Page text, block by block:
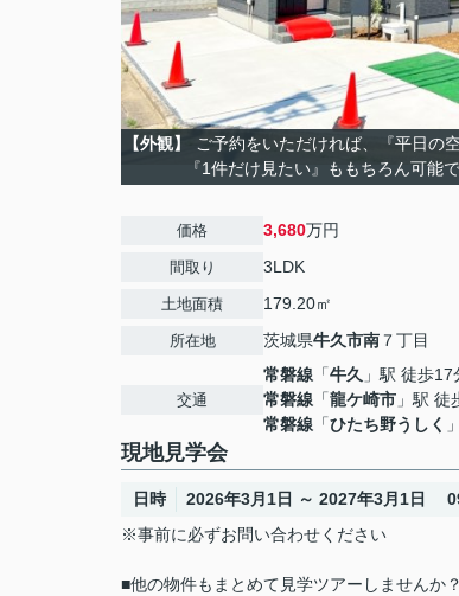
【外観】
ご予約をいただければ、『平日の
『1件だけ見たい』ももちろん可能
価格 3,680万円
間取り 3LDK
土地面積 179.20㎡
所在地 茨城県牛久市南 ７丁目
交通
常磐線 「牛久 」駅 徒歩17
常磐線 「龍ケ崎市 」駅 徒
常磐線 「ひたち野うしく
現地見学会
日時
2026年3月1日 ～ 2027年3月1日
※事前に必ずお問い合わせください
■他の物件もまとめて見学ツアーしませんか？